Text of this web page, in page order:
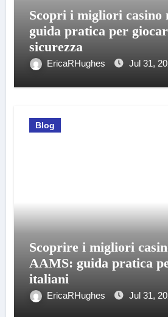
Scopri i migliori casino
guida pratica per
sicurezza
EricaRHughes Jul 31,
Blog
Scoprire i migliori
AAMS: guida pratica
italiani
EricaRHughes Jul 31,